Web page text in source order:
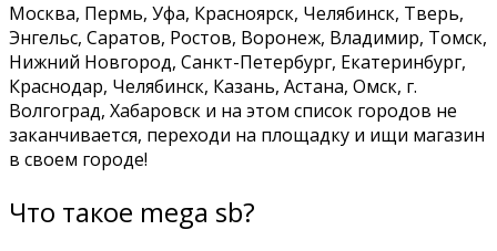
Москва, Пермь, Уфа, Красноярск, Челябинск, Тверь,
Энгельс, Саратов, Ростов, Воронеж, Владимир, Томск,
Нижний Новгород, Санкт-Петербург, Екатеринбург,
Краснодар, Челябинск, Казань, Астана, Омск, г.
Волгоград, Хабаровск и на этом список городов не
заканчивается, переходи на площадку и ищи магазин
в своем городе!
Что такое mega sb?